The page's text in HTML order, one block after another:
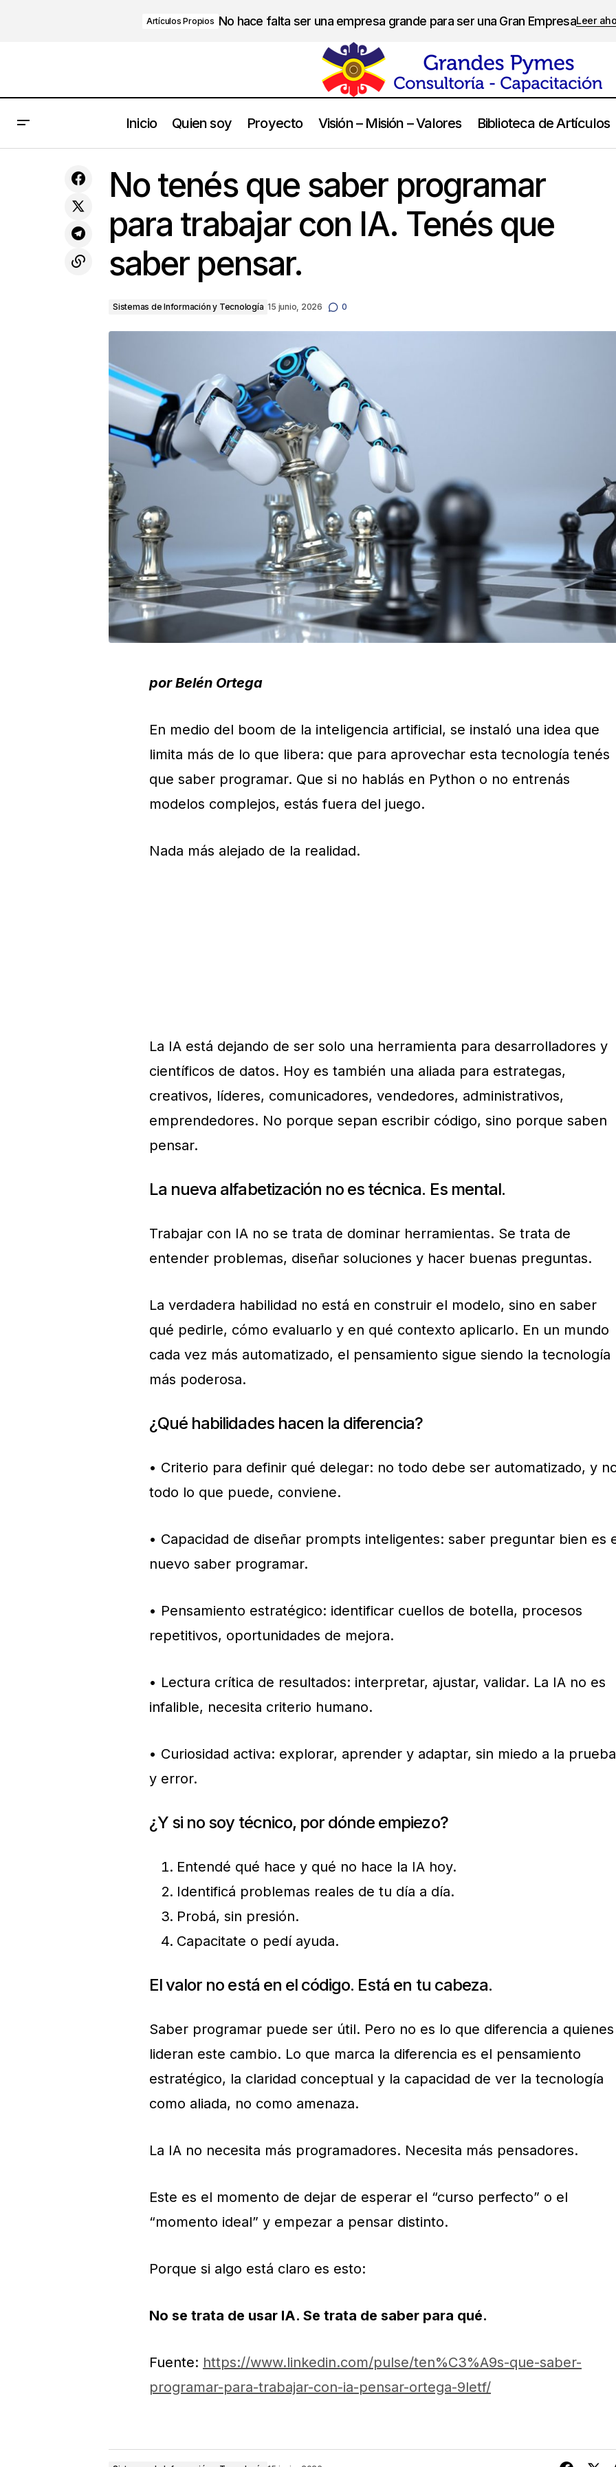
Artículos Propios No hace falta ser una empresa grande para ser una Gran EmpresaLeer
Inicio Quien soy Proyecto Visión – Misión – Valores Biblioteca de Artículos
termina haciendo el trabajo de los
Tecnología
pensar.
No tenés que saber programar
para trabajar con IA. Tenés que
saber pensar.
Sistemas de Información y Tecnología 15 junio, 2026 0
por Belén Ortega
En medio del boom de la inteligencia artificial, se instaló una idea que
limita más de lo que libera: que para aprovechar esta tecnología tenés
que saber programar. Que si no hablás en Python o no entrenás
modelos complejos, estás fuera del juego.
Nada más alejado de la realidad.
La IA está dejando de ser solo una herramienta para desarrolladores y
científicos de datos. Hoy es también una aliada para estrategas,
creativos, líderes, comunicadores, vendedores, administrativos,
emprendedores. No porque sepan escribir código, sino porque saben
pensar.
La nueva alfabetización no es técnica. Es mental.
Trabajar con IA no se trata de dominar herramientas. Se trata de
entender problemas, diseñar soluciones y hacer buenas preguntas.
La verdadera habilidad no está en construir el modelo, sino en saber
qué pedirle, cómo evaluarlo y en qué contexto aplicarlo. En un mundo
cada vez más automatizado, el pensamiento sigue siendo la tecnología
más poderosa.
¿Qué habilidades hacen la diferencia?
• Criterio para definir qué delegar: no todo debe ser automatizado, y
todo lo que puede, conviene.
• Capacidad de diseñar prompts inteligentes: saber preguntar bien es
nuevo saber programar.
• Pensamiento estratégico: identificar cuellos de botella, procesos
repetitivos, oportunidades de mejora.
• Lectura crítica de resultados: interpretar, ajustar, validar. La IA no es
infalible, necesita criterio humano.
• Curiosidad activa: explorar, aprender y adaptar, sin miedo a la prueba
y error.
¿Y si no soy técnico, por dónde empiezo?
Entendé qué hace y qué no hace la IA hoy.
Identificá problemas reales de tu día a día.
Probá, sin presión.
Capacitate o pedí ayuda.
El valor no está en el código. Está en tu cabeza.
Saber programar puede ser útil. Pero no es lo que diferencia a quienes
lideran este cambio. Lo que marca la diferencia es el pensamiento
estratégico, la claridad conceptual y la capacidad de ver la tecnología
como aliada, no como amenaza.
La IA no necesita más programadores. Necesita más pensadores.
Este es el momento de dejar de esperar el “curso perfecto” o el
“momento ideal” y empezar a pensar distinto.
Porque si algo está claro es esto:
No se trata de usar IA. Se trata de saber para qué.
Fuente: https://www.linkedin.com/pulse/ten%C3%A9s-que-saber-
programar-para-trabajar-con-ia-pensar-ortega-9letf/